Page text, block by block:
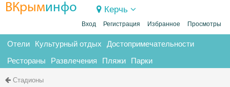
ВКрыминфо Керчь
Вход Регистрация Избранное Просмотры
Отели Культурный отдых Достопримечательности
Рестораны Развлечения Пляжи Парки
Стадионы